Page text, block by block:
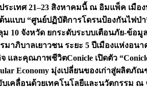
เทศ 21–23 สิงหาคมนี้ ณ อิมแพ็ค เมือ
นแบบ “ศูนย์ปฏิบัติการโดรนป้องกันไฟป่
10 จังหวัด ยกระดับระบบเตือนภัย-ข้อมู
าภิบาลเยาวชน ระยะ 5 ปีเมืองแห่งอน
จ และคุณภาพชีวิตConicle เปิดตัว
Economy มุ่งเปลี่ยนของเก่าสู่ผลิตภั
เคลื่อนด้วยเทคโนโลยีและนวัตกรรม ณ